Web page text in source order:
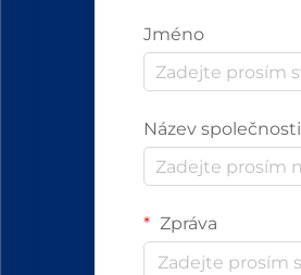
Jméno
Název společnosti
Zpráva